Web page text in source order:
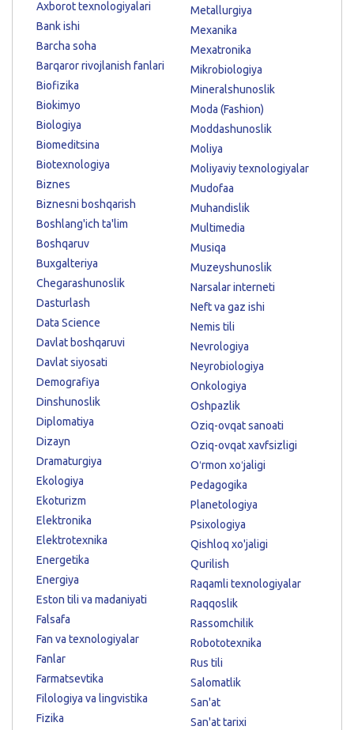
Axborot texnologiyalari
Bank ishi
Barcha soha
Barqaror rivojlanish fanlari
Biofizika
Biokimyo
Biologiya
Biomeditsina
Biotexnologiya
Biznes
Biznesni boshqarish
Boshlang'ich ta'lim
Boshqaruv
Buxgalteriya
Chegarashunoslik
Dasturlash
Data Science
Davlat boshqaruvi
Davlat siyosati
Demografiya
Dinshunoslik
Diplomatiya
Dizayn
Dramaturgiya
Ekologiya
Ekoturizm
Elektronika
Elektrotexnika
Energetika
Energiya
Eston tili va madaniyati
Falsafa
Fan va texnologiyalar
Fanlar
Farmatsevtika
Filologiya va lingvistika
Fizika
Metallurgiya
Mexanika
Mexatronika
Mikrobiologiya
Mineralshunoslik
Moda (Fashion)
Moddashunoslik
Moliya
Moliyaviy texnologiyalar
Mudofaa
Muhandislik
Multimedia
Musiqa
Muzeyshunoslik
Narsalar interneti
Neft va gaz ishi
Nemis tili
Nevrologiya
Neyrobiologiya
Onkologiya
Oshpazlik
Oziq-ovqat sanoati
Oziq-ovqat xavfsizligi
Oʻrmon xoʻjaligi
Pedagogika
Planetologiya
Psixologiya
Qishloq xo'jaligi
Qurilish
Raqamli texnologiyalar
Raqqoslik
Rassomchilik
Robototexnika
Rus tili
Salomatlik
San'at
San'at tarixi